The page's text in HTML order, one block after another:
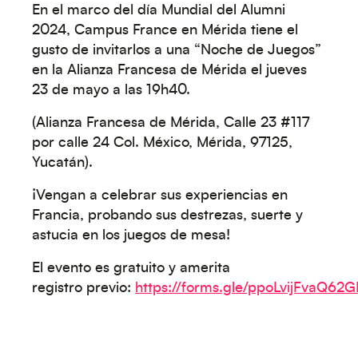
En el marco del día Mundial del Alumni
2024, Campus France en Mérida tiene el
gusto de invitarlos a una “Noche de Juegos”
en la Alianza Francesa de Mérida el jueves
23 de mayo a las 19h40.
(Alianza Francesa de Mérida, Calle 23 #117
por calle 24 Col. México, Mérida, 97125,
Yucatán).
¡Vengan a celebrar sus experiencias en
Francia, probando sus destrezas, suerte y
astucia en los juegos de mesa!
El evento es gratuito y amerita
registro previo: https://forms.gle/
Océanie
Créez votre événement